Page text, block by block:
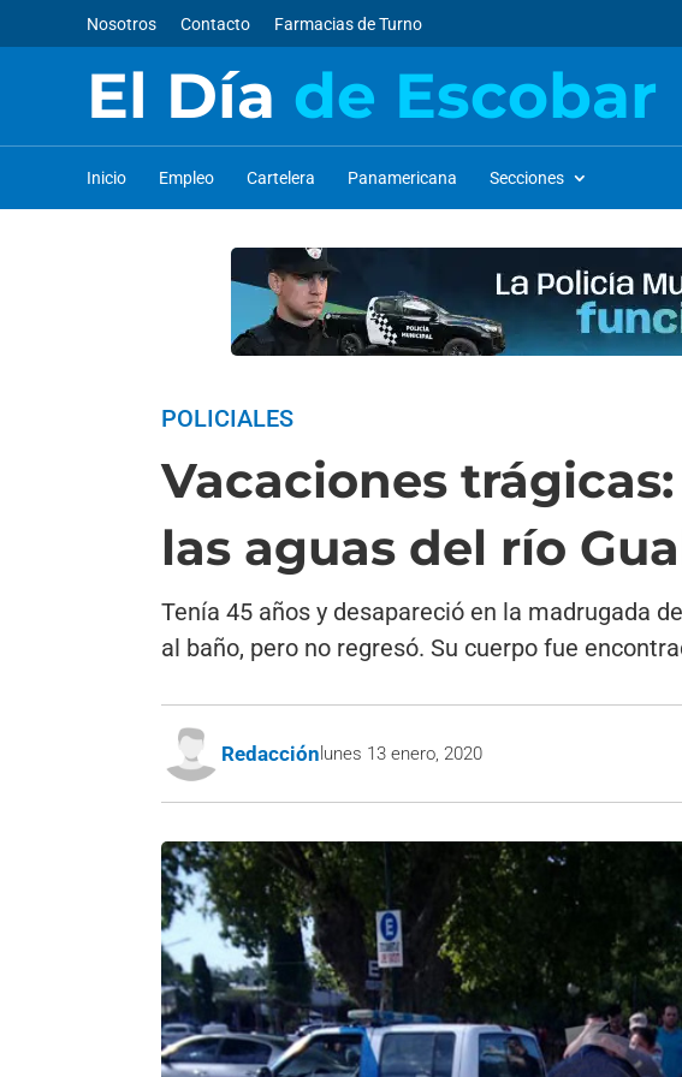
Nosotros Contacto Farmacias de Turno
El Día de Escobar
Inicio Empleo Cartelera Panamericana Secciones
POLICIALES
Vacaciones
las aguas del río
Tenía 45 años y desapareció en la madrugada
al baño, pero no regresó. Su cuerpo fue
Redacción lunes 13 enero, 2020